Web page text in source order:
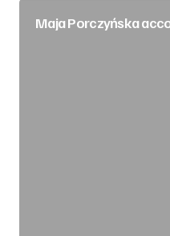
Maja Porczyńska